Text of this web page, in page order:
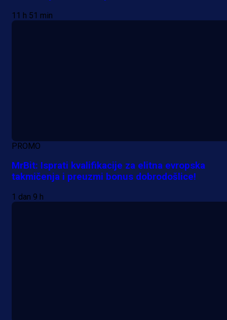
11 h 51 min
PROMO
MrBit: Isprati kvalifikacije za elitna evropska
takmičenja i preuzmi bonus dobrodošlice!
1 dan 9 h